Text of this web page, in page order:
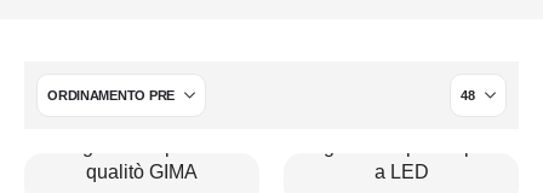
qualitò GIMA
a LED